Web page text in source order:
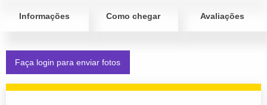
Informações Como chegar Avaliações
Faça login para enviar fotos